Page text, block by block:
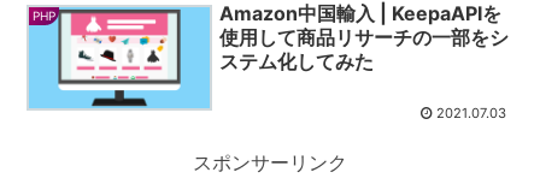
PHP
Amazon中国輸入 | KeepaAPIを
使用して商品リサーチの一部をシ
ステム化してみた
2021.07.03
スポンサーリンク